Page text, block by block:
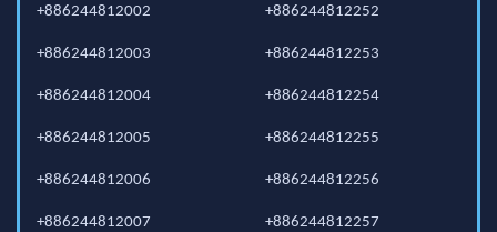
+886244812002
+886244812003
+886244812004
+886244812005
+886244812006
+886244812007
+886244812252
+886244812253
+886244812254
+886244812255
+886244812256
+886244812257